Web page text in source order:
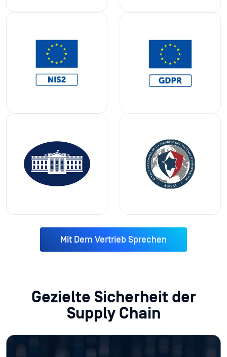
Mit Dem Vertrieb Sprechen
Gezielte Sicherheit der
Supply Chain